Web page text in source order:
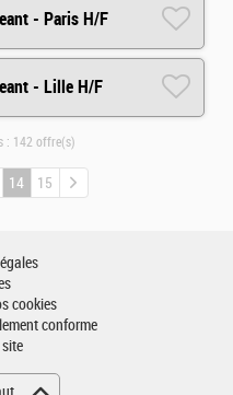
- Paris H/F
- Lille H/F
: 142 offre(s)
14 15
cookies
conforme